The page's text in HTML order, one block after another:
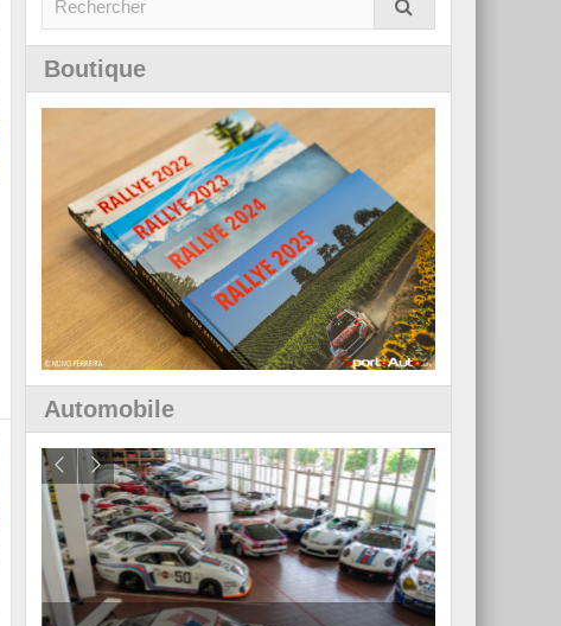
Boutique
Automobile